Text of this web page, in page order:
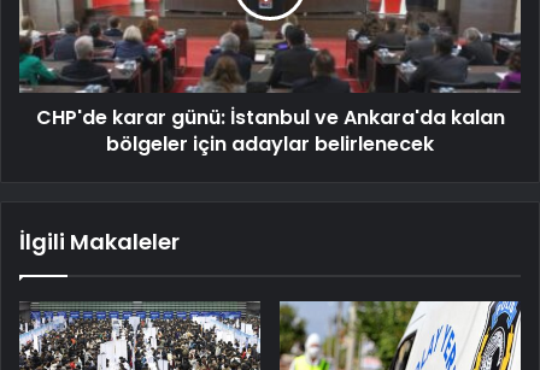
CHP'de karar günü: İstanbul ve Ankara'da kalan
bölgeler için adaylar belirlenecek
İlgili Makaleler